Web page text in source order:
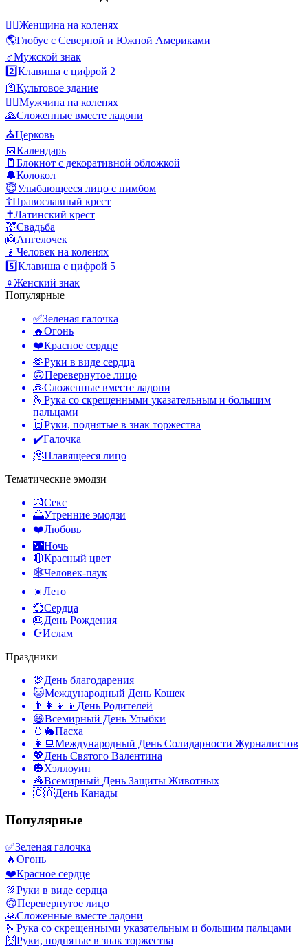
🧎‍♀️Женщина на коленях
🌎Глобус с Северной и Южной Америками
♂️Мужской знак
2️⃣Клавиша с цифрой 2
🛐Культовое здание
🧎‍♂️Мужчина на коленях
🙏Сложенные вместе ладони
⛪Церковь
📅Календарь
📔 Блокнот с декоративной обложкой
🔔Колокол
😇Улыбающееся лицо с нимбом
☦️Православный крест
✝️Латинский крест
💒Свадьба
👼Ангелочек
🧎 Человек на коленях
5️⃣Клавиша с цифрой 5
♀️Женский знак
Популярные
✅Зеленая галочка
🔥Огонь
❤️Красное сердце
🫶Руки в виде сердца
🙃Перевернутое лицо
🙏Сложенные вместе ладони
🫰 Рука со скрещенными указательным и большим
пальцами
🙌Руки, поднятые в знак торжества
✔️Галочка
🫠Плавящееся лицо
Тематические эмодзи
💏Секс
🌅Утренние эмодзи
❤️Любовь
🌃Ночь
🔴Красный цвет
🕸️Человек-паук
☀️Лето
💞Сердца
🎂День Рождения
☪️Ислам
Праздники
🦃День благодарения
🐱Международный День Кошек
👨‍👩‍👧‍👦 День Родителей
😄Всемирный День Улыбки
🥚🐇Пасха
👩‍💻Международный День Солидарности Журналистов
💖День Святого Валентина
🎃Хэллоуин
🦓Всемирный День Защиты Животных
🇨🇦День Канады
Популярные
✅Зеленая галочка
🔥Огонь
❤️Красное сердце
🫶Руки в виде сердца
🙃Перевернутое лицо
🙏Сложенные вместе ладони
🫰 Рука со скрещенными указательным и большим пальцами
🙌Руки, поднятые в знак торжества